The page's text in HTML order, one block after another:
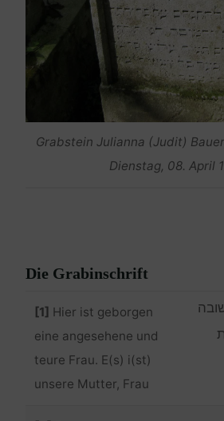
Grabstein Julianna (Judit)
Dienstag, 08. April
Die Grabinschrift
[1] Hier ist geborgen
eine angesehene und
teure Frau. E(s) i(st)
unsere Mutter, Frau